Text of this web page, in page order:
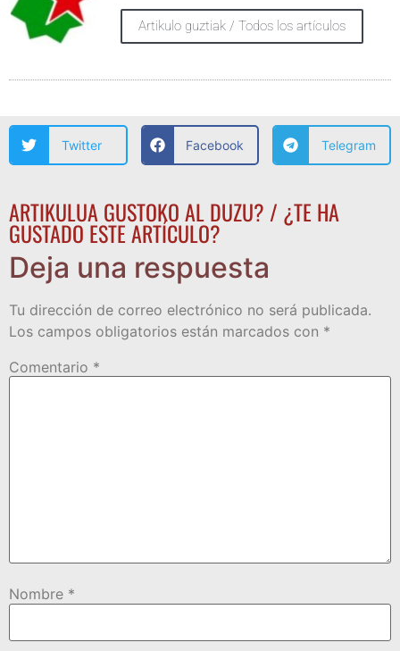
Artikulo guztiak / Todos los artículos
Twitter Facebook Telegram
ARTIKULUA GUSTOKO AL DUZU? / ¿TE HA
GUSTADO ESTE ARTÍCULO?
Deja una respuesta
Tu dirección de correo electrónico no será publicada.
Los campos obligatorios están marcados con *
Comentario *
Nombre *